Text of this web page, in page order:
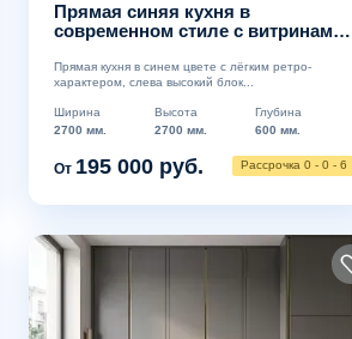
Прямая синяя кухня в
современном стиле с витринами
Прямая кухня в синем цвете с лёгким ретро-
характером, слева высокий блок...
Ширина
2700 мм.
Высота
2700 мм.
Глубина
600 мм.
От 195 000 руб. Рассрочка 0 - 0 - 6